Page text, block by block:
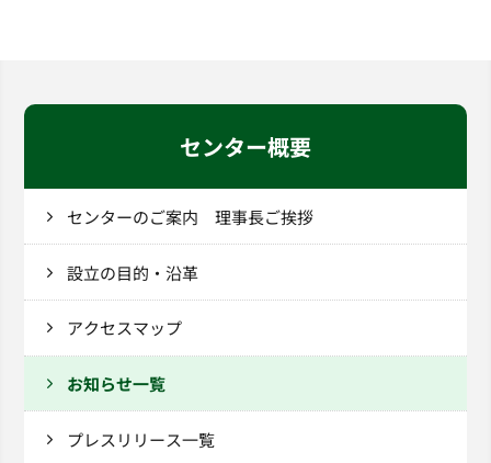
センター概要
センターのご案内 理事長ご挨拶
設立の目的・沿革
アクセスマップ
お知らせ一覧
プレスリリース一覧